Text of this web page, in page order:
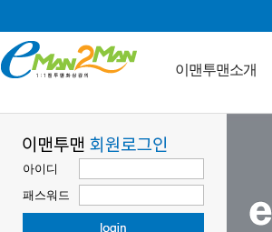
이맨투맨소개
아이디
패스워드